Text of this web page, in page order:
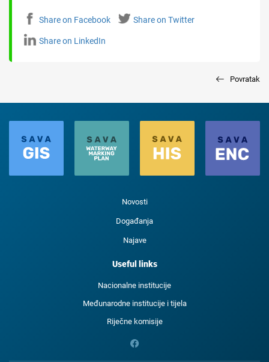
Share on Facebook Share on Twitter
Share on LinkedIn
Povratak
Novosti
Događanja
Najave
Useful links
Nacionalne institucije
Međunarodne institucije i tijela
Riječne komisije